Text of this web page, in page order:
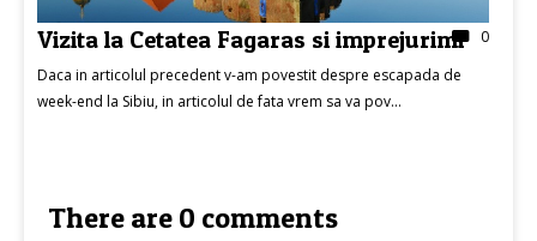
0
Vizita la Cetatea Fagaras si imprejurimi
Daca in articolul precedent v-am povestit despre escapada de
week-end la Sibiu, in articolul de fata vrem sa va pov...
There are 0 comments